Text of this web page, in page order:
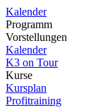
Kalender
Programm
Vorstellungen
Kalender
K3 on Tour
Kurse
Kursplan
Profitraining